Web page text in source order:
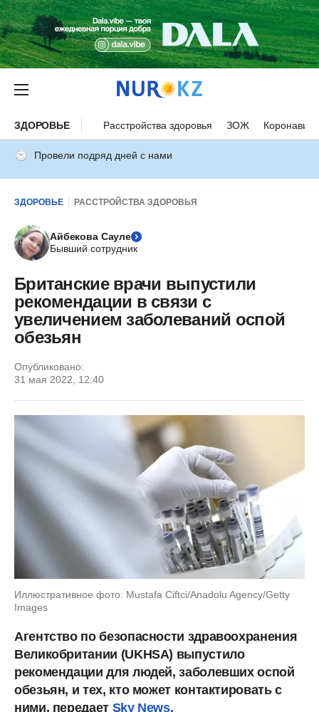
ЗДОРОВЬЕ Расстройства здоровья ЗОЖ
Провели подряд дней с нами
ЗДОРОВЬЕ РАССТРОЙСТВА ЗДОРОВЬЯ
Айбекова Сауле
Бывший сотрудник
Британские врачи выпустили
рекомендации в связи с
увеличением заболеваний оспой
обезьян
Опубликовано:
31 мая 2022, 12:40
Иллюстративное фото: Mustafa Ciftci/Anadolu Agency/Getty
Images
Агентство по безопасности здравоохранения
Великобритании (UKHSA) выпустило
рекомендации для людей, заболевших оспой
обезьян, и тех, кто может контактировать с
ними, передает Sky News.